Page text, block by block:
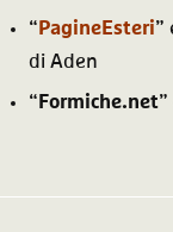
“ PagineEsteri”
di Aden
“ Formiche.net